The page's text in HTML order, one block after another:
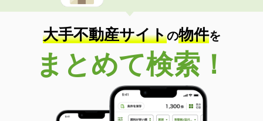
大手不動産サイトの物件を
まとめて検索！